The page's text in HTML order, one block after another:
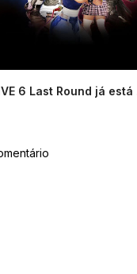
6 Last Round já está